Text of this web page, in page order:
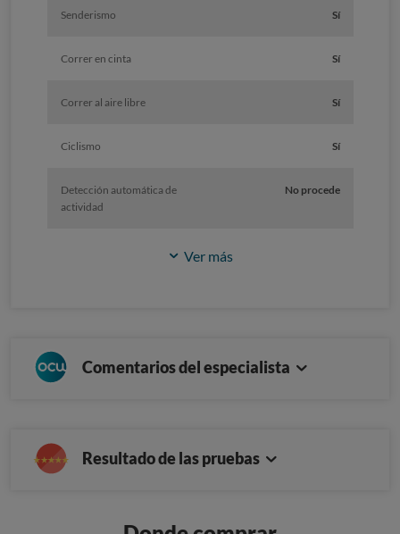
Senderismo Sí
Correr en cinta Sí
Correr al aire libre Sí
Ciclismo Sí
Detección automática de
actividad
No procede
Ver más
Comentarios del especialista
Resultado de las pruebas